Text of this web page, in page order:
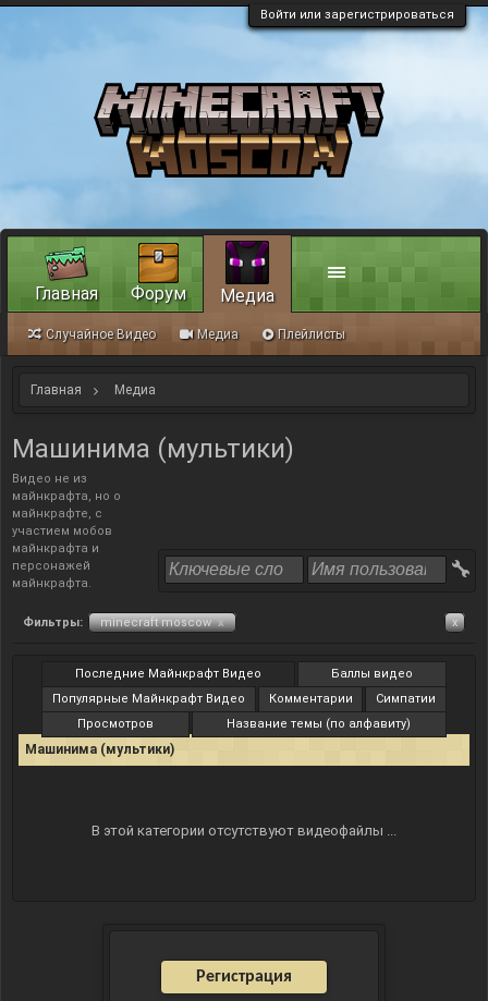
Войти или зарегистрироваться
Главная Медиа
Машинима (мультики)
Видео не из
майнкрафта, но о
майнкрафте, с
участием мобов
майнкрафта и
персонажей
майнкрафта.
Фильтры: minecraft moscow x x
Последние Майнкрафт Видео
Баллы видео
Популярные Майнкрафт Видео
Комментарии
Симпатии
Просмотров
Название темы (по алфавиту)
Машинима (мультики)
В этой категории отсутствуют видеофайлы ...
Регистрация
Главная Форум Медиа
Случайное Видео Медиа Плейлисты